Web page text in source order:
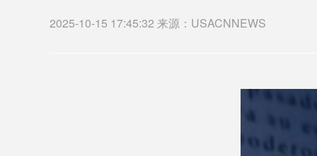
2025-10-15 17:45:32 来源：USACNNEWS